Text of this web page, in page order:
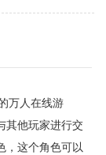
万人在线游
其他玩家进行交
，这个角色可以